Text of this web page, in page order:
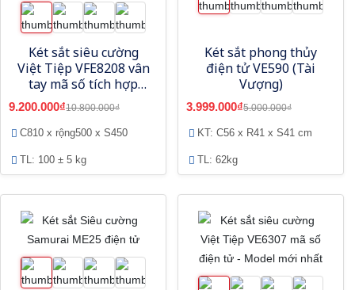
Két sắt siêu cường
Việt Tiệp VFE8208 vân
tay mã số tích hợp
App thông minh
9.200.000₫10.800.000₫
C810 x rộng500 x S450
TL: 100 ± 5 kg
Két sắt phong thủy
điện tử VE590 (Tài
Vượng)
3.999.000₫5.000.000₫
KT: C56 x R41 x S41 cm
TL: 62kg